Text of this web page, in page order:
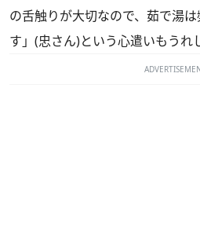
の舌触りが大切なので、茹で湯
す」(忠さん)という心遣いもうれ